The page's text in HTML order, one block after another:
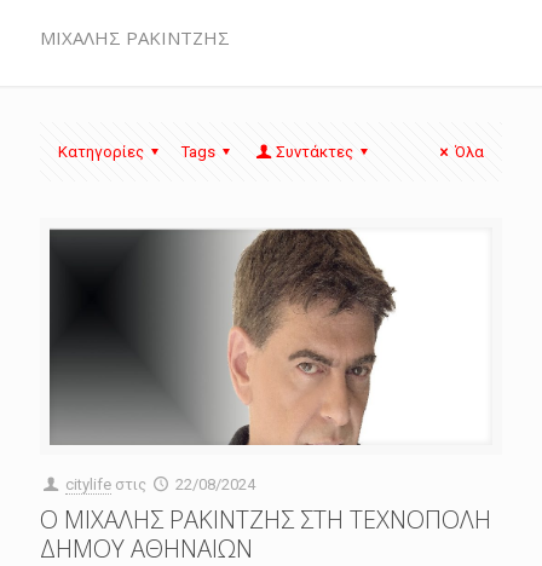
ΜΙΧΑΛΗΣ ΡΑΚΙΝΤΖΗΣ
Κατηγορίες Tags Συντάκτες Όλα
citylife στις 22/08/2024
Ο ΜΙΧΑΛΗΣ ΡΑΚΙΝΤΖΗΣ ΣΤΗ ΤΕΧΝΟΠΟΛΗ
ΔΗΜΟΥ ΑΘΗΝΑΙΩΝ